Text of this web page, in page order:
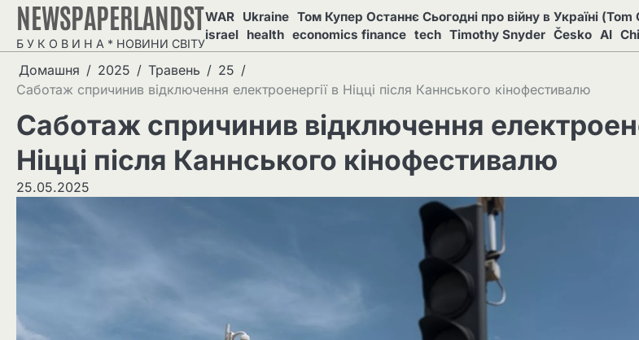
Перейти
вмісту
NEWSPAPERLANDST
Б У К О В И Н А * НОВИНИ СВІТУ
WAR Ukraine Том Купер Останнє Сьогодні про війну в Україні
israel health economics finance tech Timothy Snyder Česko AI
Домашня 2025 Травень
25
Саботаж спричинив відключення електроенергії в Ніцці після Каннського кінофестивалю
Саботаж спричинив відключення
Ніцці після Каннського кінофестивалю
25.05.2025